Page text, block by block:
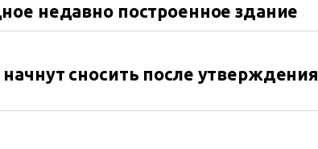
недавно построенное здание
сносить после утверждения